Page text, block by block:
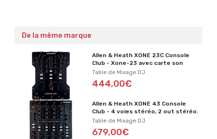
De la même marque
Allen & Heath XONE 23C Console
Club - Xone-23 avec carte son
Table de Mixage DJ
444,00€
Allen & Heath XONE 43 Console
Club - 4 voies stéréo, 2 out stéréo.
Table de Mixage DJ
679,00€